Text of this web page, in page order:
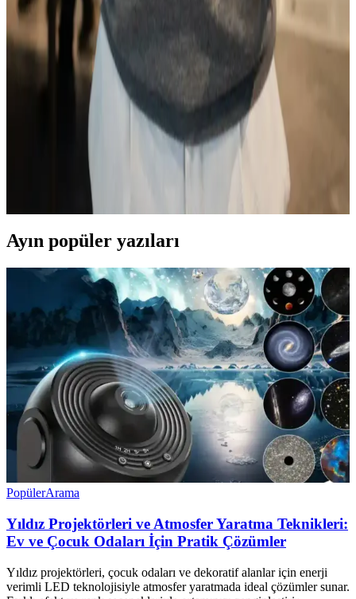
Reeder P13 Blue Max Özellikleri ve Rakipleriyle
Karşılaştırması
Reeder P13 Blue Max, uygun fiyatlı ve temel ihtiyaçlara yönelik
özellikleriyle öne çıkan bir akıllı telefon. 6.5 inç ekran, 2 GB RAM
ve 3000 mAh batarya ile günlük kullanım için ideal.
Samsung Galaxy M33 ve S24 FE Karşılaştırması:
Hangi Model Sizin İçin Uygun
Samsung Galaxy M33 ve S24 FE modellerinin tasarım, performans,
kamera ve batarya özelliklerini karşılaştırarak, ihtiyaçlara uygun en
iyi seçeneği belirlemenize yardımcı oluyoruz.
Ayın popüler yazıları
PopülerArama
Yıldız Projektörleri ve Atmosfer Yaratma Teknikleri:
Ev ve Çocuk Odaları İçin Pratik Çözümler
Yıldız projektörleri, çocuk odaları ve dekoratif alanlar için enerji
verimli LED teknolojisiyle atmosfer yaratmada ideal çözümler sunar.